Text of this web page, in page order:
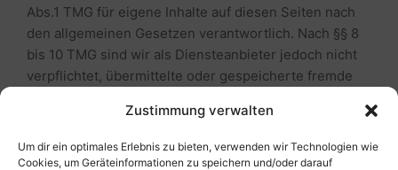
Zustimmung verwalten
Um dir ein optimales Erlebnis zu bieten, verwenden wir Technologien wie
Cookies, um Geräteinformationen zu speichern und/oder darauf
Abs.1 TMG für eigene Inhalte auf diesen Seiten nach
den allgemeinen Gesetzen verantwortlich. Nach §§ 8
bis 10 TMG sind wir als Diensteanbieter jedoch nicht
verpflichtet, übermittelte oder gespeicherte fremde
zu forschen, die auf eine rechtswidrige Tätigkeit
hinweisen. Verpflichtungen zur Entfernung oder
Sperrung der Nutzung von Informationen nach den